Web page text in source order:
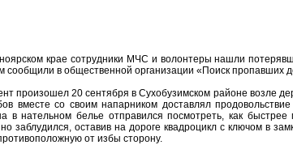
крае сотрудники МЧС и волонтеры нашли
сообщили в общественной организации «Поиск пропавших
произошел 20 сентября в Сухобузимском районе возле
вместе со своим напарником доставлял продовольствие
в нательном белье отправился посмотреть, как
заблудился, оставив на дороге квадроцикл с ключом в
от избы сторону.